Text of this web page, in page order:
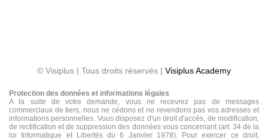
© Visiplus | Tous droits réservés | Visiplus Academy
Protection des données et informations légales
A la suite de votre demande, vous ne recevrez pas de messages
commerciaux de tiers, nous ne cédons et ne revendons pas vos adresses et
informations personnelles. Vous disposez d'un droit d'accès, de modification,
de rectification et de suppression des données vous concernant (art. 34 de la
loi Informatique et Libertés du 6 Janvier 1978). Pour exercer ce droit,